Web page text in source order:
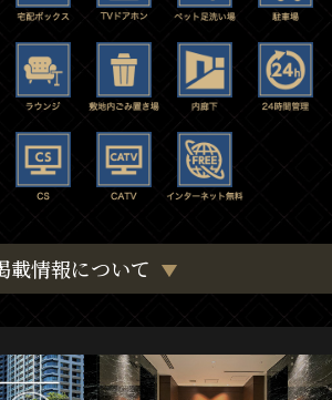
載情報について